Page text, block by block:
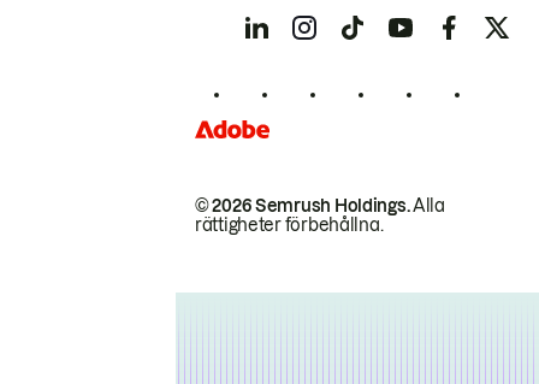
© 2026 Semrush Holdings.Alla
rättigheter förbehållna.